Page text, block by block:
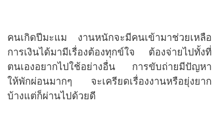
คนเกิดปีมะแม งานหนักจะมีคนเข้ามาช่วยเหลือ
การเงินได้มามีเรื่องต้องทุกข์ใจ ต้องจ่ายไปทั้งที่
ตนเองอยากไปใช้อย่างอื่น การขับถ่ายมีปัญหา
ให้พักผ่อนมากๆ จะเครียดเรื่องงานหรือยุ่งยาก
บ้างแต่ก็ผ่านไปด้วยดี